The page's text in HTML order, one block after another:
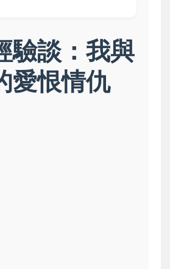
驗談：我與
愛恨情仇